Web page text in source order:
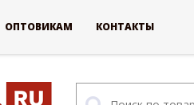
ОПТОВИКАМ КОНТАКТЫ